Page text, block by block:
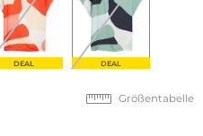
DEAL DEAL
Größentabelle